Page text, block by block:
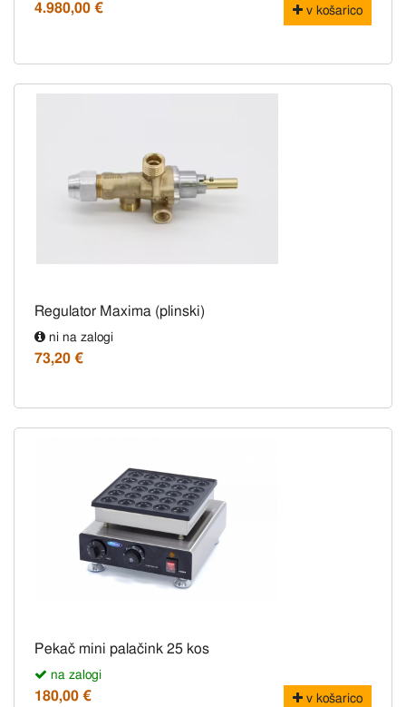
4.980,00 € v košarico
Regulator Maxima (plinski)
ni na zalogi
73,20 €
Pekač mini palačink 25 kos
na zalogi
180,00 € v košarico